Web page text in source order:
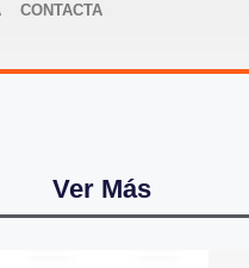
CONTACTA
Ver Más